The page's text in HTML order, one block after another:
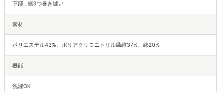
下部…裾3つ巻き縫い
素材
ポリエステル43%、ポリアクリロニトリル繊維37%、綿20%
機能
洗濯OK